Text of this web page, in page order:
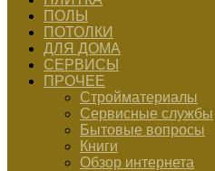
ПОЛЫ
ПОТОЛКИ
ДЛЯ ДОМА
СЕРВИСЫ
ПРОЧЕЕ
Стройматериалы
Сервисные службы
Бытовые вопросы
Книги
Обзор интернета